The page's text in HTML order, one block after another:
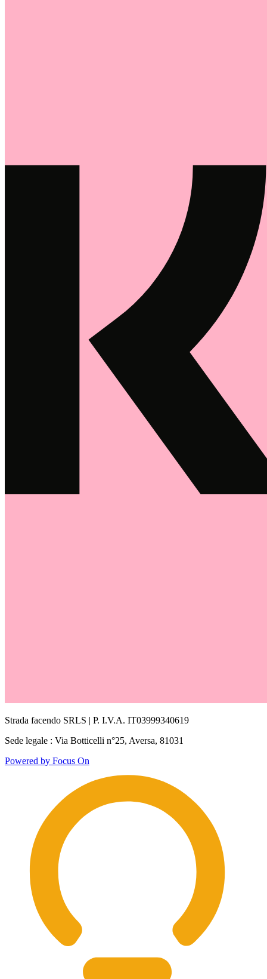
Strada facendo SRLS | P. I.V.A. IT03999340619
Sede legale : Via Botticelli n°25, Aversa, 81031
Powered by Focus On